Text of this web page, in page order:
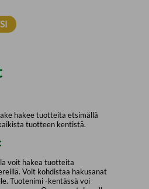
hakee tuotteita etsimällä
tuotteen kentistä.
voit hakea tuotteita
Voit kohdistaa hakusanat
Tuotenimi -kentässä voi